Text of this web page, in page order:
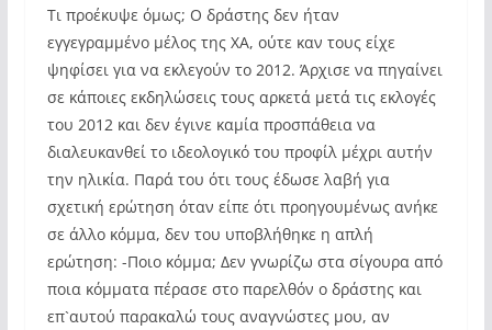
Τι προέκυψε όμως; Ο δράστης δεν ήταν
εγγεγραμμένο μέλος της ΧΑ, ούτε καν τους είχε
ψηφίσει για να εκλεγούν το 2012. Άρχισε να πηγαίνει
σε κάποιες εκδηλώσεις τους αρκετά μετά τις εκλογές
του 2012 και δεν έγινε καμία προσπάθεια να
διαλευκανθεί το ιδεολογικό του προφίλ μέχρι αυτήν
την ηλικία. Παρά του ότι τους έδωσε λαβή για
σχετική ερώτηση όταν είπε ότι προηγουμένως ανήκε
σε άλλο κόμμα, δεν του υποβλήθηκε η απλή
ερώτηση: -Ποιο κόμμα; Δεν γνωρίζω στα σίγουρα από
ποια κόμματα πέρασε στο παρελθόν ο δράστης και
επ`αυτού παρακαλώ τους αναγνώστες μου, αν